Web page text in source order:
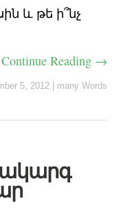
և թե ի՞նչ
Continue Reading →
5, 2012 many Words